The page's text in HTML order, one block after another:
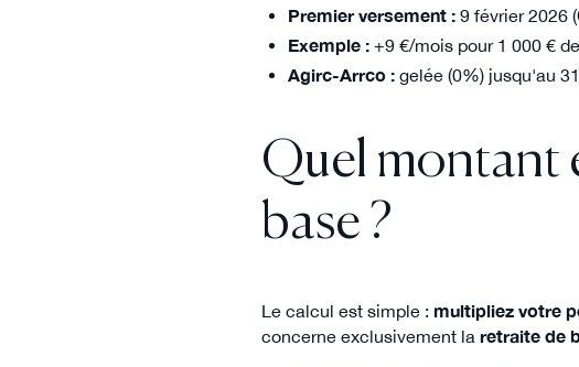
Premier versement : 9 février 2026
Exemple : +9 €/mois pour 1 000 €
Agirc-Arrco : gelée (0%) jusqu'au
Quel montant
base ?
Le calcul est simple : multipliez votre
concerne exclusivement laretraite de